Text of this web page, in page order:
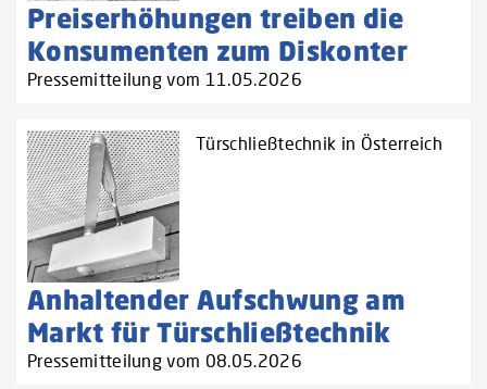
Preiserhöhungen treiben die
Konsumenten zum Diskonter
Pressemitteilung vom 11.05.2026
Türschließtechnik in Österreich
Anhaltender Aufschwung am
Markt für Türschließtechnik
Pressemitteilung vom 08.05.2026